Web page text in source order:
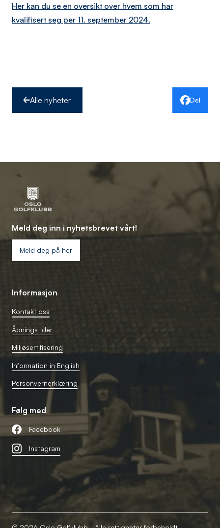
Her kan du se en oversikt over hvem som har
kvalifisert seg per 11. september 2024.
Alle nyheter Del
Meld deg inn i nyhetsbrevet vårt!
Meld deg på her
Informasjon
Kontakt oss
Åpningstider
Miljøsertifisering
Information in English
Personvernerklæring
Følg med
Facebook
Instagram